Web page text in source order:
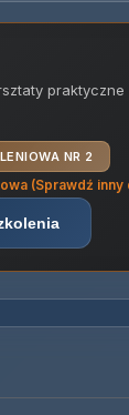
praktyczne
NR 2
(Sprawdź inny